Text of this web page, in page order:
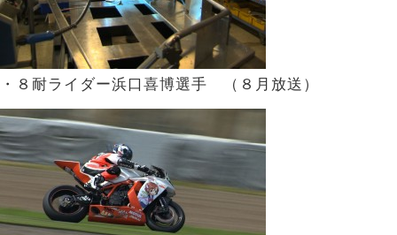
・８耐ライダー浜口喜博選手 （８月放送）